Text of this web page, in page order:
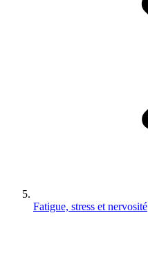
Fatigue, stress et nervosité